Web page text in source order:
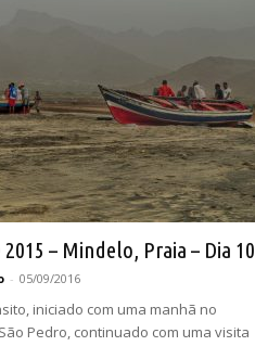
2015 – Mindelo, Praia – Dia 10
- 05/09/2016
iniciado com uma manhã no
Pedro, continuado com uma visita